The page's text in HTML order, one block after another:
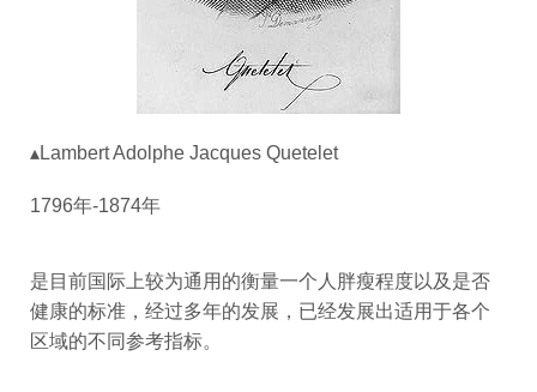
▴Lambert Adolphe Jacques Quetelet
1796年-1874年
是目前国际上较为通用的衡量一个人胖瘦程度以及是否
健康的标准，经过多年的发展，已经发展出适用于各个
区域的不同参考指标。